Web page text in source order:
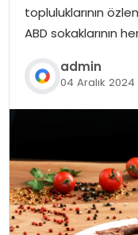
topluluklarının
ABD sokaklarının
admin
04 Aralık 2024